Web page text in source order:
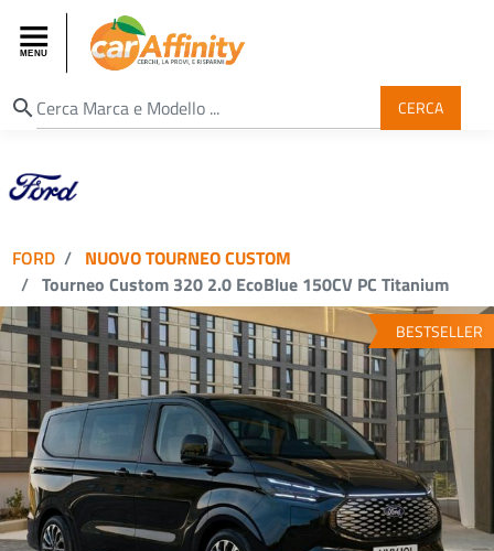
search CERCA
FORD
NUOVO TOURNEO CUSTOM
Tourneo Custom 320 2.0 EcoBlue 150CV PC Titanium
BESTSELLER